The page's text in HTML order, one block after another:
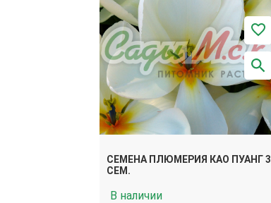
СЕМЕНА ПЛЮМЕРИЯ КАО ПУАНГ 3
СЕМ.
В наличии